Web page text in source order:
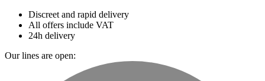
Discreet and rapid delivery
All offers include VAT
24h delivery
Our lines are open: